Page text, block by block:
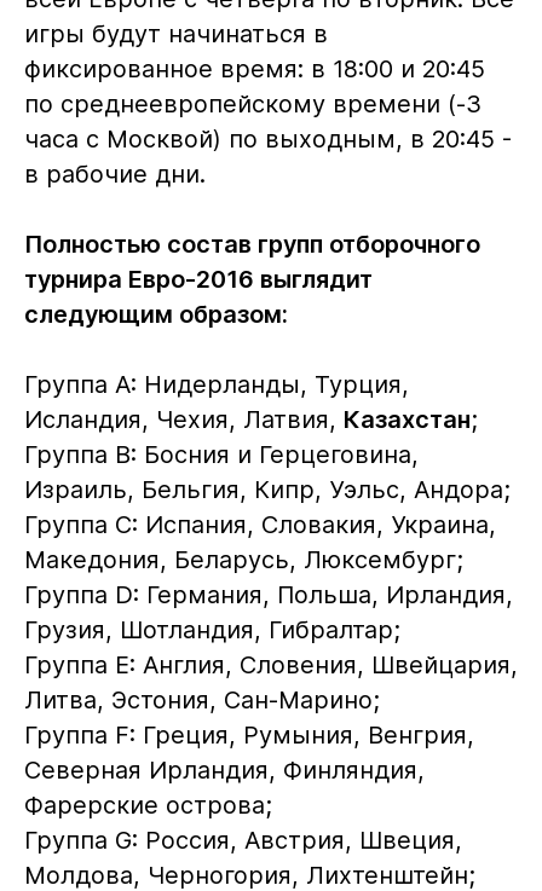
игры будут начинаться в
фиксированное время: в 18:00 и 20:45
по среднеевропейскому времени (-3
часа с Москвой) по выходным, в 20:45 -
в рабочие дни.
Полностью состав групп отборочного
турнира Евро-2016 выглядит
следующим образом:
Группа А: Нидерланды, Турция,
Исландия, Чехия, Латвия, Казахстан;
Группа B: Босния и Герцеговина,
Израиль, Бельгия, Кипр, Уэльс, Андора;
Группа C: Испания, Словакия, Украина,
Македония, Беларусь, Люксембург;
Группа D: Германия, Польша, Ирландия,
Грузия, Шотландия, Гибралтар;
Группа E: Англия, Словения, Швейцария,
Литва, Эстония, Сан-Марино;
Группа F: Греция, Румыния, Венгрия,
Северная Ирландия, Финляндия,
Фарерские острова;
Группа G: Россия, Австрия, Швеция,
Молдова, Черногория, Лихтенштейн;